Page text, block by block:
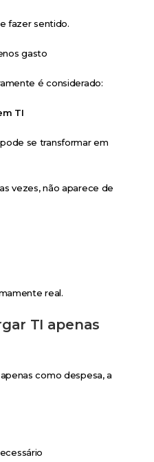
fazer sentido.
gasto
é considerado:
TI
se transformar em
vezes, não aparece de
real.
TI apenas
como despesa, a